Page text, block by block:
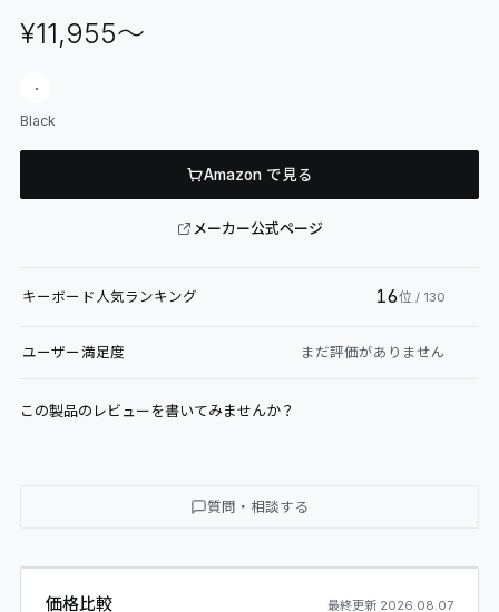
¥11,955〜
Black
Amazon で見る
メーカー公式ページ
キーボード 人気ランキング 16位 / 130
ユーザー満足度 まだ評価がありません
この製品のレビューを書いてみませんか？
質問・相談する
価格比較 最終更新 2026.08.07